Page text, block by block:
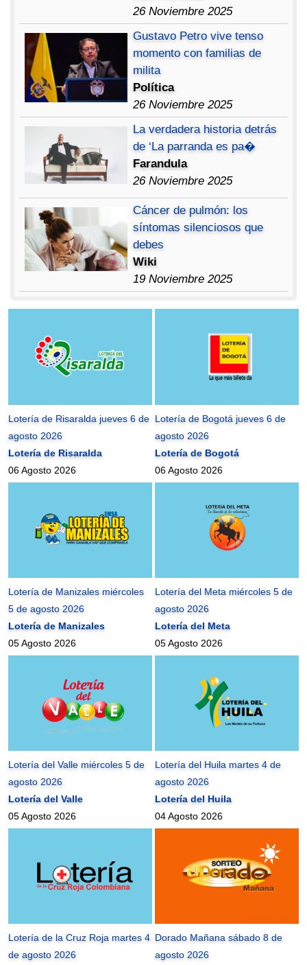
26 Noviembre 2025
Gustavo Petro vive tenso
momento con familias de
milita
Política
26 Noviembre 2025
La verdadera historia detrás
de ‘La parranda es pa�
Farandula
26 Noviembre 2025
Cáncer de pulmón: los
síntomas silenciosos que
debes
Wiki
19 Noviembre 2025
Lotería de Risaralda jueves 6 de
agosto 2026
Lotería de Risaralda
06 Agosto 2026
Lotería de Bogotá jueves 6 de
agosto 2026
Lotería de Bogotá
06 Agosto 2026
Lotería de Manizales miércoles
5 de agosto 2026
Lotería de Manizales
05 Agosto 2026
Lotería del Meta miércoles 5 de
agosto 2026
Lotería del Meta
05 Agosto 2026
Lotería del Valle miércoles 5 de
agosto 2026
Lotería del Valle
05 Agosto 2026
Lotería del Huila martes 4 de
agosto 2026
Lotería del Huila
04 Agosto 2026
Lotería de la Cruz Roja martes 4
de agosto 2026
Dorado Mañana sábado 8 de
agosto 2026